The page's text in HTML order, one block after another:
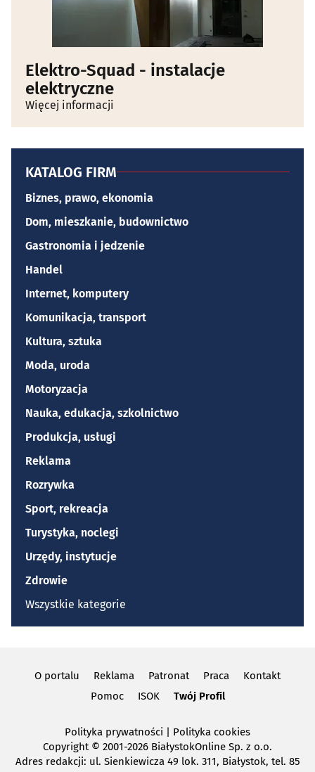
Elektro-Squad - instalacje
elektryczne
Więcej informacji
KATALOG FIRM
Biznes, prawo, ekonomia
Dom, mieszkanie, budownictwo
Gastronomia i jedzenie
Handel
Internet, komputery
Komunikacja, transport
Kultura, sztuka
Moda, uroda
Motoryzacja
Nauka, edukacja, szkolnictwo
Produkcja, usługi
Reklama
Rozrywka
Sport, rekreacja
Turystyka, noclegi
Urzędy, instytucje
Zdrowie
Wszystkie kategorie
O portalu Reklama Patronat Praca
Kontakt
Pomoc
ISOK Twój Profil
Polityka prywatności | Polityka cookies
Copyright © 2001-2026 BiałystokOnline Sp. z o.o.
Adres redakcji: ul. Sienkiewicza 49 lok. 311, Białystok, tel. 85